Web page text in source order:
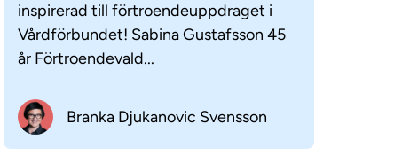
inspirerad till förtroendeuppdraget i
Vårdförbundet! Sabina Gustafsson 45
år Förtroendevald...
Branka Djukanovic Svensson